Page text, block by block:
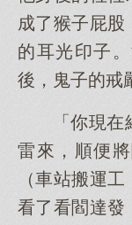
成了猴子屁股
的耳光印子
後，鬼子的戒
「你現
雷來，順便
（車站搬運
看了看閻達發